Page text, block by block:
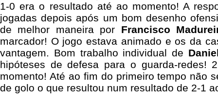
1-0 era o resultado até ao momento! A
jogadas depois após um bom desenho
de melhor maneira por Francisco
marcador! O jogo estava animado e os da
vantagem. Bom trabalho individual de
hipóteses de defesa para o guarda-redes!
momento! Até ao fim do primeiro tempo não
de golo o que resultou num resultado de 2-1